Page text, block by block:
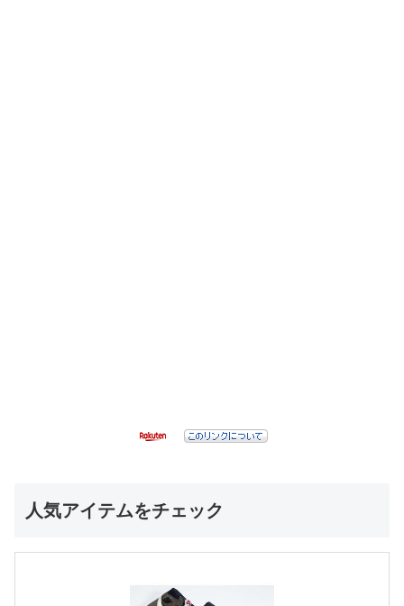
人気アイテムをチェック